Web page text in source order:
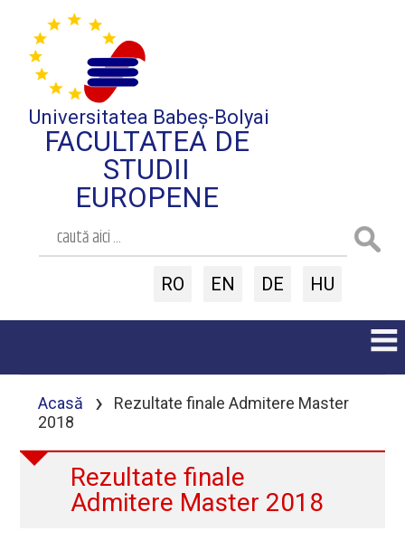
Universitatea Babeș-Bolyai
FACULTATEA DE
STUDII
EUROPENE
RO EN DE HU
Acasă ›
Rezultate finale Admitere Master
2018
Rezultate finale
Admitere Master 2018